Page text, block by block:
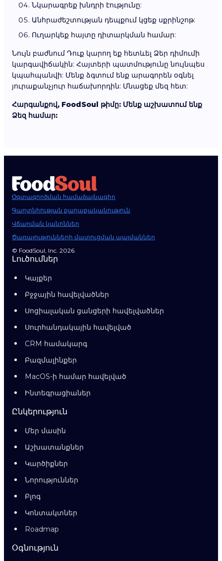
Նկարագրեք խնդրի էությունը:
Անհրաժեշտության դեպքում կցեք սքրինշոթ:
Ուղարկեք հայտը դիտարկման համար:
Նույն բաժնում Դուք կարող եք հետևել Ձեր դիմումի
կարգավիճակին: Հայտերի պատմությունը նույնպես
կպահպանվի: Մենք ձգտում ենք արագորեն օգնել
յուրաքանչյուր հաճախորդին: Մնացեք մեզ հետ:
Հարգանքով, FoodSoul թիմը: Մենք աշխատում ենք
Ձեզ համար:
Օգտագործման համաձայնագիր
Գաղտնիության քաղաքականություն
Վճարման կանոններ
Ծառայությունների մատուցման պայմաններ
© FoodSoul, Inc. 2026.
Լուծումներ
Կայքեր
Բջջային հավելվածներ
Սոցիալական ցանցերի հավելվածներ
Սուրհանդակային հավելված
CRM համակարգ
Բազմալինքեր
MacOS-ի համար հավելված
Ինտեգրացիաներ
Ընկերություն
Մեր մասին
Աշխատանքներ
Կարծիքներ
Նորություններ
Բլոգ
Կոնտակտներ
Roadmap
Օգնություն